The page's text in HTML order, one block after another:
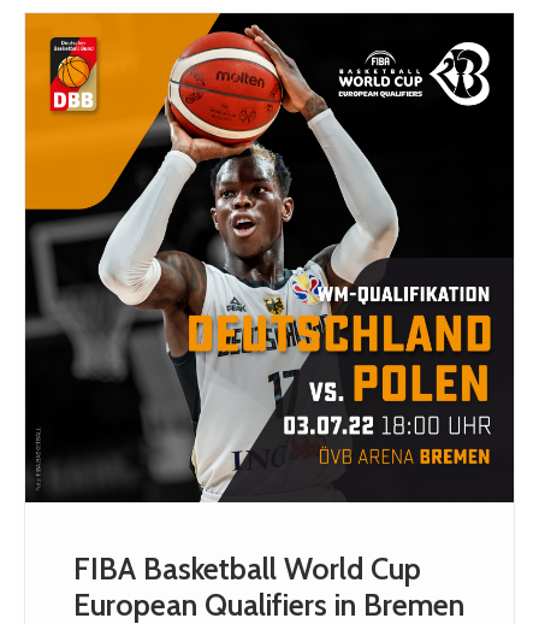
FIBA Basketball World Cup
European Qualifiers in Bremen